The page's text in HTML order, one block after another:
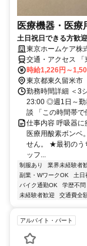
医療機器・医療
土日祝日できる方歓迎
東京ホームケア株
交通・アクセス
OK（駐車場有）★
時給1,226円～
東京都東久留米市
勤務時間詳細 ＜3
23:00 ◎週1日～勤
談 「この時間帯で
仕事内容 呼吸器
医療用酸素ボンベ
せん。 ★最初のう
ッフ...
制服あり 業界未経験者
副業・WワークOK
土日
バイク通勤OK
学歴不問
未経験者歓迎
交通費全
アルバイト・パート